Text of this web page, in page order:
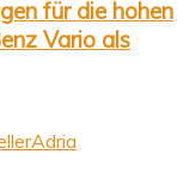
für die hohen
Vario als
Adria